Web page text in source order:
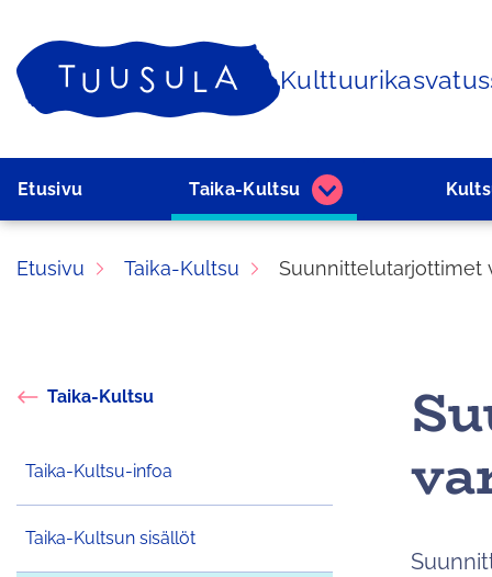
sisältöön
Etusivu
Etusivu Taika-Kultsu
Taika-
Kultsu
Etusivu Taika-Kultsu Suunnittelutarjottimet
Taika-Kultsu
Taika-Kultsu-infoa
Taika-Kultsun sisällöt